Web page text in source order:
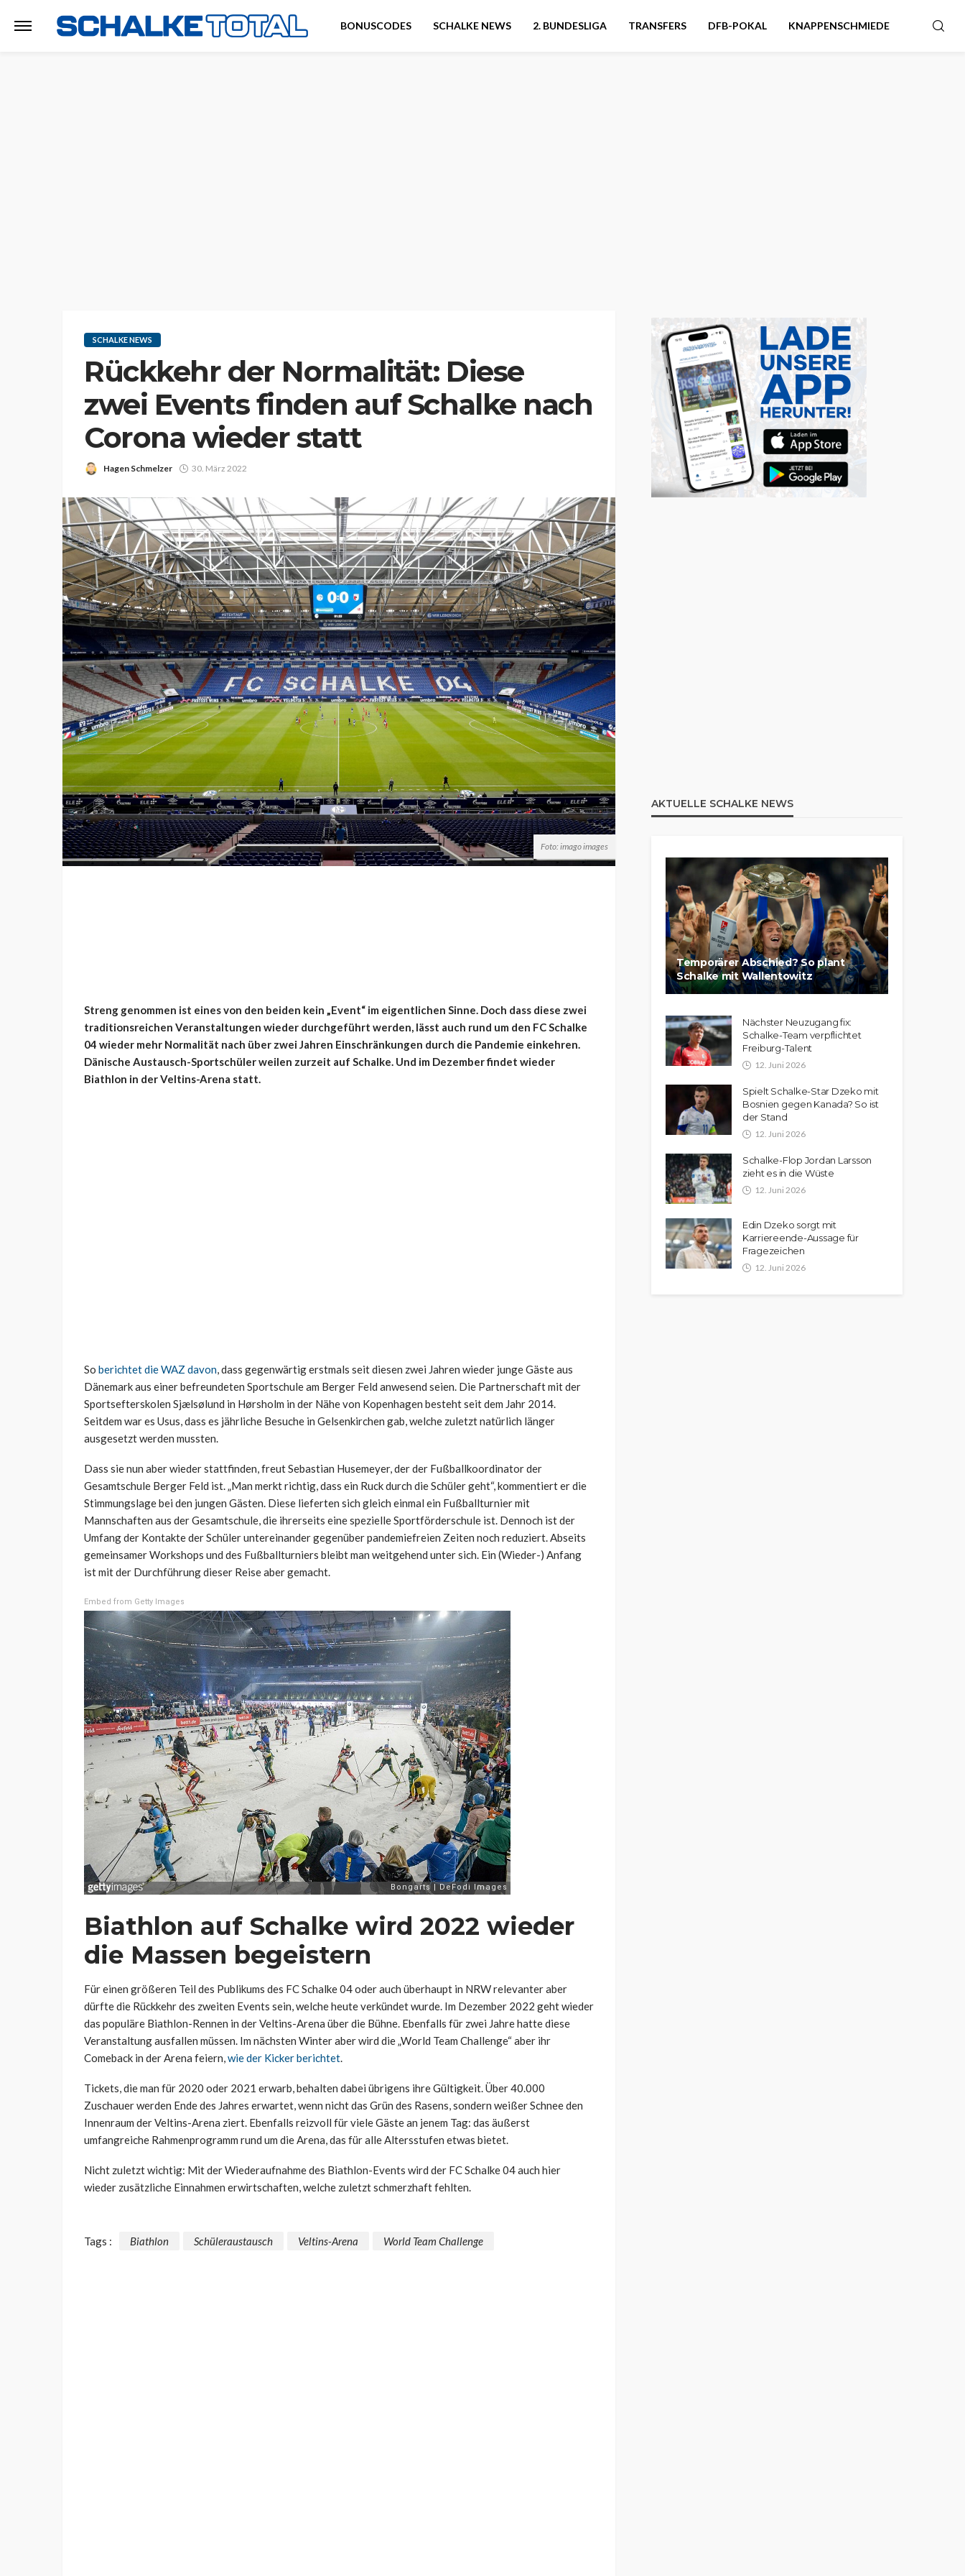
BONUSCODES SCHALKE NEWS 2. BUNDESLIGA TRANSFERS DFB-POKAL KNAPPENSCHMIEDE
SCHALKE NEWS
Rückkehr der Normalität: Diese
zwei Events finden auf Schalke nach
Corona wieder statt
Hagen Schmelzer 30. März 2022
Foto: imago images
Streng genommen ist eines von den beiden kein „Event“ im eigentlichen Sinne. Doch dass diese zwei
traditionsreichen Veranstaltungen wieder durchgeführt werden, lässt auch rund um den FC Schalke
04 wieder mehr Normalität nach über zwei Jahren Einschränkungen durch die Pandemie einkehren.
Dänische Austausch-Sportschüler weilen zurzeit auf Schalke. Und im Dezember findet wieder
Biathlon in der Veltins-Arena statt.
So berichtet die WAZ davon, dass gegenwärtig erstmals seit diesen zwei Jahren wieder junge Gäste aus
Dänemark aus einer befreundeten Sportschule am Berger Feld anwesend seien. Die Partnerschaft mit der
Sportsefter­skolen Sjælsølund in Hørsholm in der Nähe von Kopenhagen besteht seit dem Jahr 2014.
Seitdem war es Usus, dass es jährliche Besuche in Gelsenkirchen gab, welche zuletzt natürlich länger
ausgesetzt werden mussten.
Dass sie nun aber wieder stattfinden, freut Sebastian Husemeyer, der der Fußballkoordinator der
Gesamtschule Berger Feld ist. „Man merkt richtig, dass ein Ruck durch die Schüler geht“, kommentiert er die
Stimmungslage bei den jungen Gästen. Diese lieferten sich gleich einmal ein Fußballturnier mit
Mannschaften aus der Gesamtschule, die ihrerseits eine spezielle Sportförderschule ist. Dennoch ist der
Umfang der Kontakte der Schüler untereinander gegenüber pandemiefreien Zeiten noch reduziert. Abseits
gemeinsamer Workshops und des Fußballturniers bleibt man weitgehend unter sich. Ein (Wieder-) Anfang
ist mit der Durchführung dieser Reise aber gemacht.
Embed from Getty Images
Biathlon auf Schalke wird 2022 wieder
die Massen begeistern
Für einen größeren Teil des Publikums des FC Schalke 04 oder auch überhaupt in NRW relevanter aber
dürfte die Rückkehr des zweiten Events sein, welche heute verkündet wurde. Im Dezember 2022 geht wieder
das populäre Biathlon-Rennen in der Veltins-Arena über die Bühne. Ebenfalls für zwei Jahre hatte diese
Veranstaltung ausfallen müssen. Im nächsten Winter aber wird die „World Team Challenge“ aber ihr
Comeback in der Arena feiern,wie der Kicker berichtet.
Tickets, die man für 2020 oder 2021 erwarb, behalten dabei übrigens ihre Gültigkeit. Über 40.000
Zuschauer werden Ende des Jahres erwartet, wenn nicht das Grün des Rasens, sondern weißer Schnee den
Innenraum der Veltins-Arena ziert. Ebenfalls reizvoll für viele Gäste an jenem Tag: das äußerst
umfangreiche Rahmenprogramm rund um die Arena, das für alle Altersstufen etwas bietet.
Nicht zuletzt wichtig: Mit der Wiederaufnahme des Biathlon-Events wird der FC Schalke 04 auch hier
wieder zusätzliche Einnahmen erwirtschaften, welche zuletzt schmerzhaft fehlten.
Tags : Biathlon Schüleraustausch Veltins-Arena World Team Challenge
AKTUELLE SCHALKE NEWS
Temporärer Abschied? So plant
Schalke mit Wallentowitz
Nächster Neuzugang fix:
Schalke-Team verpflichtet
Freiburg-Talent
12. Juni 2026
Spielt Schalke-Star Dzeko mit
Bosnien gegen Kanada? So ist
der Stand
12. Juni 2026
Schalke-Flop Jordan Larsson
zieht es in die Wüste
12. Juni 2026
Edin Dzeko sorgt mit
Karriereende-Aussage für
Fragezeichen
12. Juni 2026